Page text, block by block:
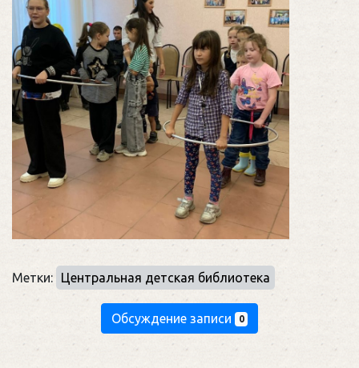
Метки: Центральная детская библиотека
Обсуждение записи 0